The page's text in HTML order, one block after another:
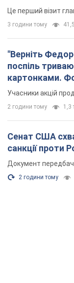
Це перший візит
3 години тому
"Верніть
поспіль
картонками.
Учасники акцій
2 години тому 1,3
Сенат США
санкції проти
Документ
2 години тому